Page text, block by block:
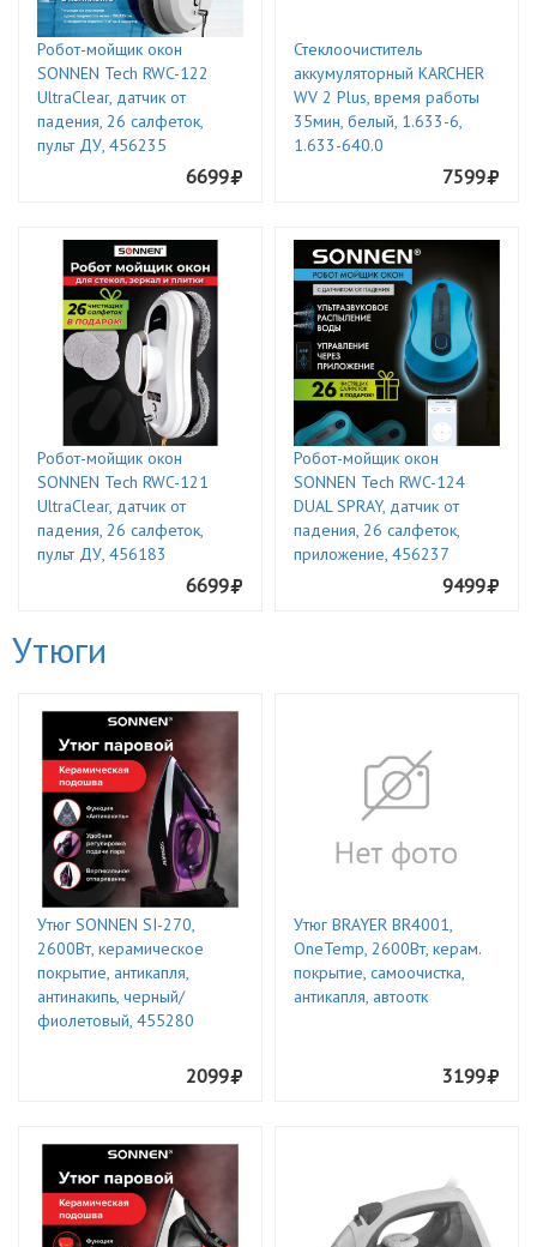
Робот-мойщик окон
SONNEN Tech RWC-122
UltraClear, датчик от
падения, 26 салфеток,
пульт ДУ, 456235
6699
Стеклоочиститель
аккумуляторный KARCHER
WV 2 Plus, время работы
35мин, белый, 1.633-6,
1.633-640.0
7599
Робот-мойщик окон
SONNEN Tech RWC-121
UltraClear, датчик от
падения, 26 салфеток,
пульт ДУ, 456183
6699
Робот-мойщик окон
SONNEN Tech RWC-124
DUAL SPRAY, датчик от
падения, 26 салфеток,
приложение, 456237
9499
Утюги
Утюг SONNEN SI-270,
2600Вт, керамическое
покрытие, антикапля,
антинакипь, черный/
фиолетовый, 455280
2099
Утюг BRAYER BR4001,
OneTemp, 2600Вт, керам.
покрытие, самоочистка,
антикапля, автоотк
3199